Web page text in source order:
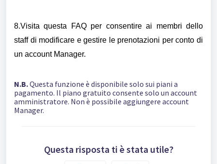
8.Visita questa FAQ per consentire ai membri dello
staff di modificare e gestire le prenotazioni per conto di
un account Manager.
N.B.Questa funzione è disponibile solo sui piani a
pagamento. Il piano gratuito consente solo un account
amministratore. Non è possibile aggiungere account
Manager.
Questa risposta ti è stata utile?